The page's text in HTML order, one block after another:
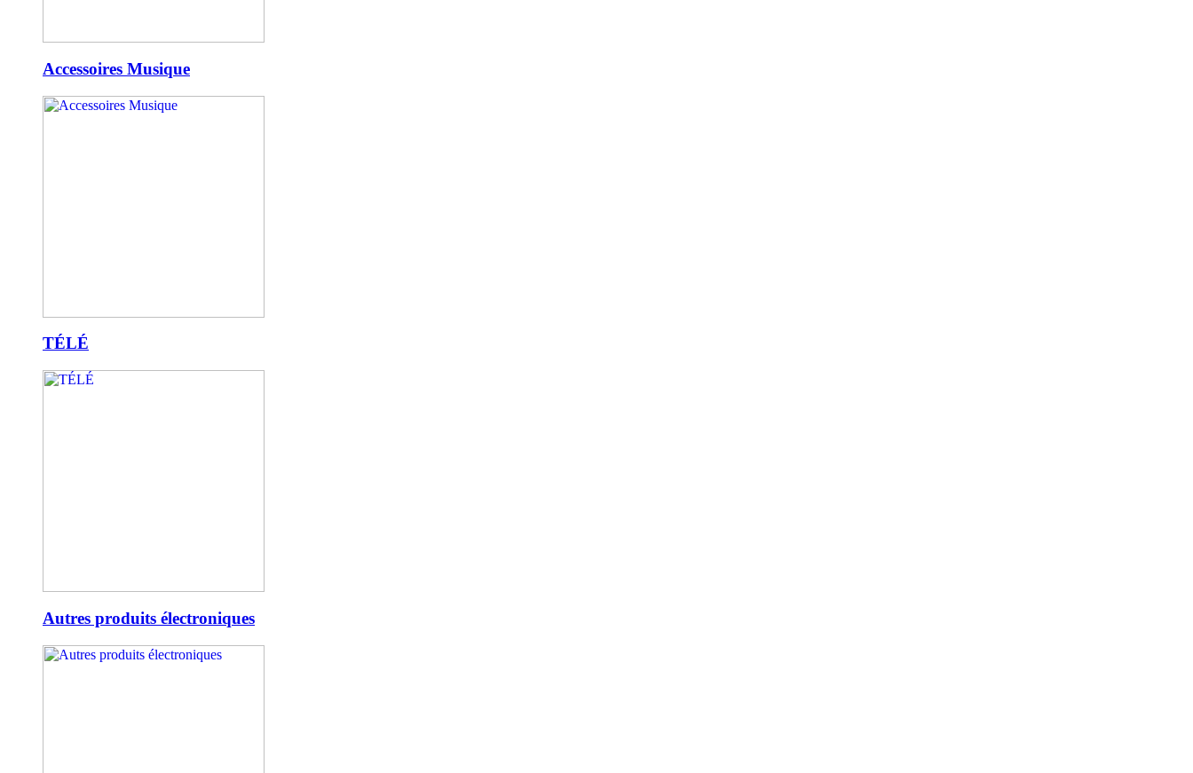
Accessoires Musique
TÉLÉ
Autres produits électroniques